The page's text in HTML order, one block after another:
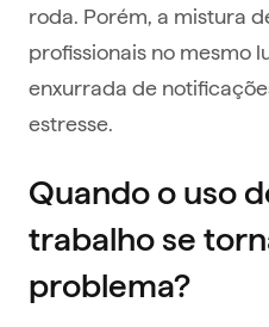
roda. Porém, a mistura
profissionais no mesmo
enxurrada de
estresse.
Quando o uso
trabalho se
problema?